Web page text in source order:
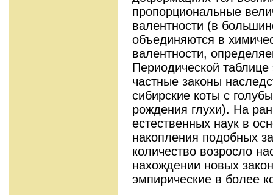
пропорциональные
валентности (в
объединяются в
валентности,
Периодической
частные законы
сибирские коты с
рождения глухи). На
естественных наук в
накопления подобных
количество возросло
нахождении новых
эмпирические в более